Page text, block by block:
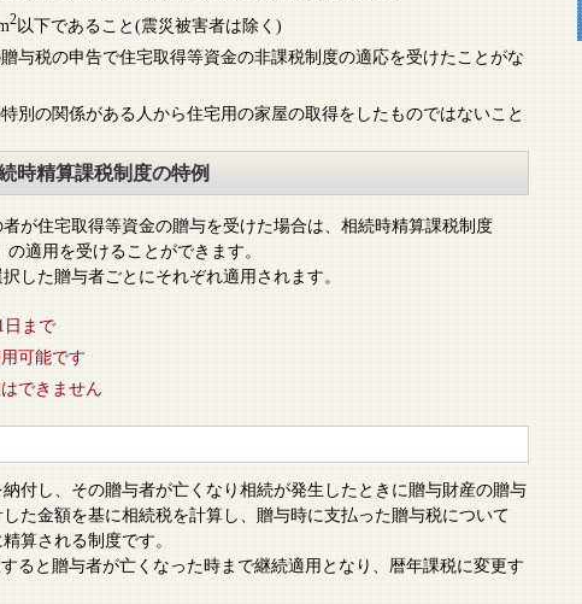
2以下であること(震災被害者は除く)
与税の申告で住宅取得等資金の非課税制度の適応を受けたことがな
別の関係がある人から住宅用の家屋の取得をしたものではないこと
時精算課税制度の特例
が住宅取得等資金の贈与を受けた場合は、相続時精算課税制度
の適用を受けることができます。
した贈与者ごとにそれぞれ適用されます。
日まで
可能です
できません
付し、その贈与者が亡くなり相続が発生したときに贈与財産の贈与
た金額を基に相続税を計算し、贈与時に支払った贈与税について
算される制度です。
ると贈与者が亡くなった時まで継続適用となり、暦年課税に変更す